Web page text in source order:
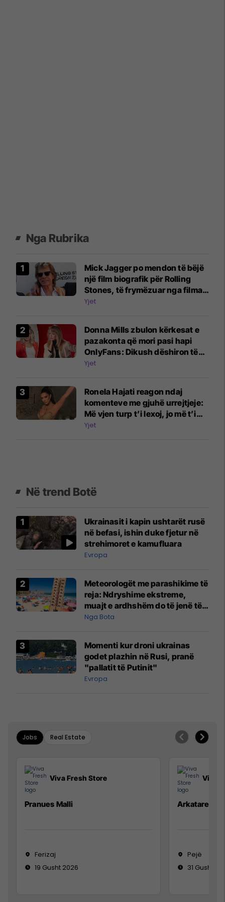
Nga Rubrika
Mick Jagger po mendon të bëjë
një film biografik për Rolling
Stones, të frymëzuar nga filmat
e Beatles
Yjet
Donna Mills zbulon kërkesat e
pazakonta që mori pasi hapi
OnlyFans: Dikush dëshiron të
më shohë duke shtypur rrush
Yjet
Ronela Hajati reagon ndaj
komenteve me gjuhë urrejtjeje:
Më vjen turp t’i lexoj, jo më t’i
shkruaj
Yjet
Në trend Botë
Ukrainasit i kapin ushtarët rusë
në befasi, ishin duke fjetur në
strehimoret e kamufluara
Evropa
Meteorologët me parashikime të
reja: Ndryshime ekstreme,
muajt e ardhshëm do të jenë të
pazakontë
Nga Bota
Momenti kur droni ukrainas
godet plazhin në Rusi, pranë
"pallatit të Putinit"
Evropa
Jobs Real Estate
Viva Fresh Store
Pranues Malli
Ferizaj
19 Gusht 2026
Viva
Arkatare
Pejë
31 Gusht